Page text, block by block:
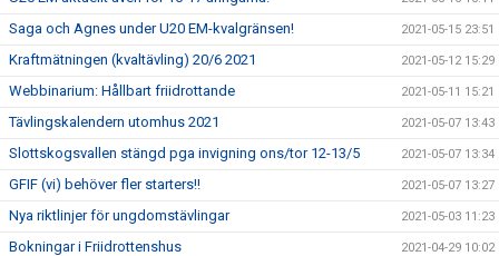
Saga och Agnes under U20 EM-kvalgränsen! 2021-05-15 23:51
Kraftmätningen (kvaltävling) 20/6 2021 2021-05-12 15:29
Webbinarium: Hållbart friidrottande 2021-05-11 15:21
Tävlingskalendern utomhus 2021 2021-05-07 13:43
Slottskogsvallen stängd pga invigning ons/tor 12-13/5 2021-05-07 13:34
GFIF (vi) behöver fler starters!! 2021-05-07 13:27
Nya riktlinjer för ungdomstävlingar 2021-05-03 11:23
Bokningar i Friidrottenshus 2021-04-29 10:02